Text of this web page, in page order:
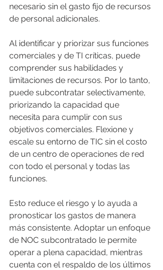
necesario sin el gasto fijo de recursos
de personal adicionales.
Al identificar y priorizar sus funciones
comerciales y de TI críticas, puede
comprender sus habilidades y
limitaciones de recursos. Por lo tanto,
puede subcontratar selectivamente,
priorizando la capacidad que
necesita para cumplir con sus
objetivos comerciales. Flexione y
escale su entorno de TIC sin el costo
de un centro de operaciones de red
con todo el personal y todas las
funciones.
Esto reduce el riesgo y lo ayuda a
pronosticar los gastos de manera
más consistente. Adoptar un enfoque
de NOC subcontratado le permite
operar a plena capacidad, mientras
cuenta con el respaldo de los últimos